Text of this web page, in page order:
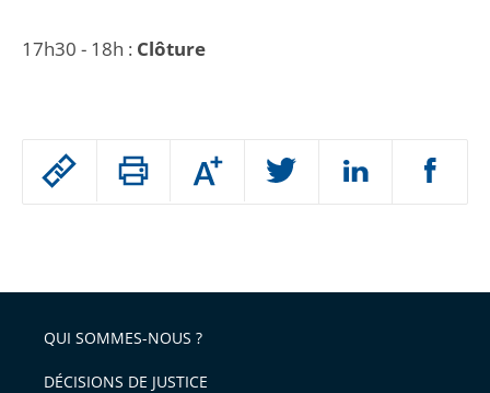
Passer
arriver
Augmenter
ou
l'article
pour
17h30 - 18h : Clôture
QUI SOMMES-NOUS ?
DÉCISIONS DE JUSTICE